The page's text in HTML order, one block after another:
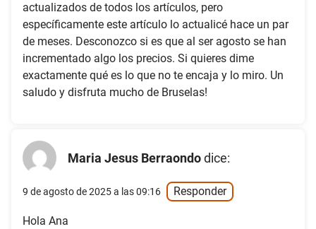
actualizados de todos los artículos, pero
específicamente este artículo lo actualicé hace un par
de meses. Desconozco si es que al ser agosto se han
incrementado algo los precios. Si quieres dime
exactamente qué es lo que no te encaja y lo miro. Un
saludo y disfruta mucho de Bruselas!
Maria Jesus Berraondodice:
9 de agosto de 2025 a las 09:16 Responder
Hola Ana